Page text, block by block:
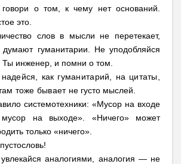
о том, к чему нет оснований.
это.
слов в мысли не перетекает,
думают гуманитарии. Не уподобляйся
Ты инженер, и помни о том.
как гуманитарий, на цитаты,
тоже бывает не густо мыслей.
системотехники: «Мусор на входе
на выходе». «Ничего» может
только «ничего».
аналогиями, аналогия — не